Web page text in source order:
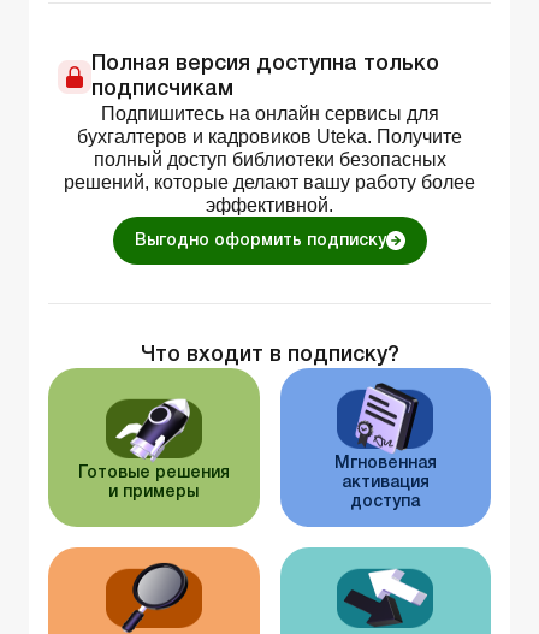
Полная версия доступна только
подписчикам
Подпишитесь на онлайн сервисы для
бухгалтеров и кадровиков Uteka. Получите
полный доступ библиотеки безопасных
решений, которые делают вашу работу более
эффективной.
Выгодно оформить подписку
Что входит в подписку?
Готовые решения
и примеры
Мгновенная
активация
доступа